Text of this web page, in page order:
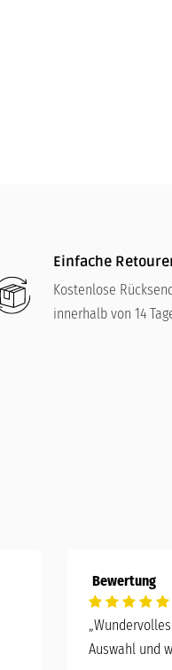
Einfache
Kostenlose
innerhalb von 14
Bewertung
Auswahl und